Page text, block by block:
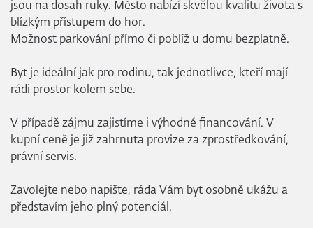
jsou na dosah ruky. Město nabízí skvělou kvalitu života s
blízkým přístupem do hor.
Možnost parkování přímo či poblíž u domu bezplatně.
Byt je ideální jak pro rodinu, tak jednotlivce, kteří mají
rádi prostor kolem sebe.
V případě zájmu zajistíme i výhodné financování. V
kupní ceně je již zahrnuta provize za zprostředkování,
právní servis.
Zavolejte nebo napište, ráda Vám byt osobně ukážu a
představím jeho plný potenciál.